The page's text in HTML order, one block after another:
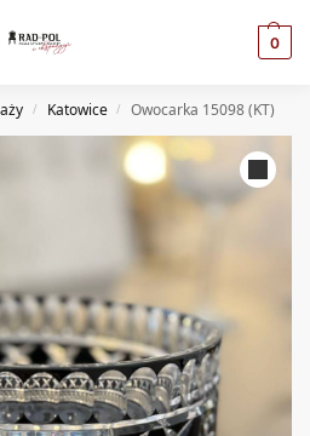
0
/ Katowice / Owocarka 15098 (KT)